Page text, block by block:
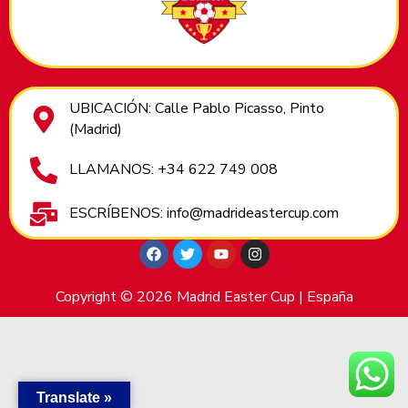
UBICACIÓN: Calle Pablo Picasso, Pinto
(Madrid)
LLAMANOS: +34 622 749 008
ESCRÍBENOS: info@madrideastercup.com
Copyright © 2026 Madrid Easter Cup | España
Translate »